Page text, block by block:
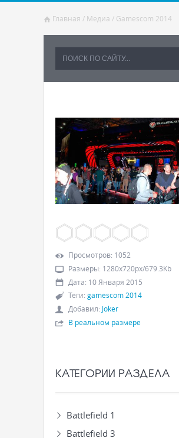
Главная / Медиа / Gamescom 2014
Просмотров: 1052
Размеры: 1280x720px/679.3Kb
Дата: 10 Января 2015
Теги: gamescom 2014
Добавил: Joker
В реальном размере
КАТЕГОРИИ РАЗДЕЛА
Battlefield 1
Battlefield 3